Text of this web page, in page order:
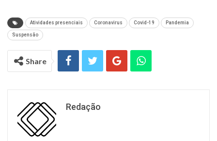
Atividades presenciais Coronavirus Covid-19 Pandemia
Suspensão
Share
Redação